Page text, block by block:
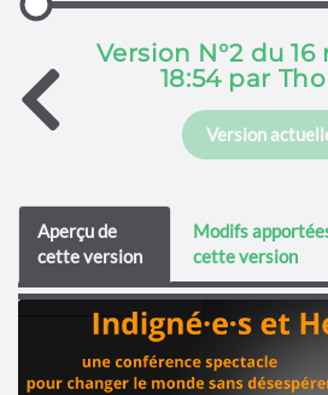
Version N°2 du 16
18:54 par
Version
Aperçu de
cette version
Modifs
cette version